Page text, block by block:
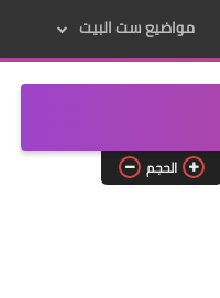
مواضيع ست البيت
الحجم